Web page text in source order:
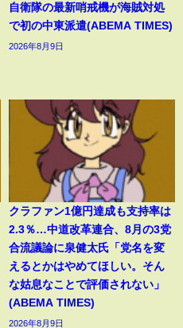
自衛隊の最新哨戒機が海賊対処
で初の中東派遣(ABEMA TIMES)
2026年8月9日
クラファン1億円達成も支持率は
2.3％…中道改革連合、8月の3党
合流議論に泉健太氏「党名を変
えるとかはやめてほしい。そん
な姑息なことで評価されない」
(ABEMA TIMES)
2026年8月9日